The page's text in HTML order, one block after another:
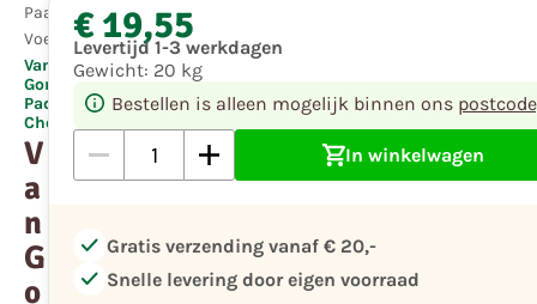
Paard
Voeding
Van
Gorp
Paddy's
Choice
V
a
n
G
o
€ 19,55
Levertijd 1-3 werkdagen
Gewicht: 20 kg
Bestellen is alleen mogelijk binnen ons
In winkelwagen
check Gratis verzending vanaf € 20,-
check Snelle levering door eigen voorraad